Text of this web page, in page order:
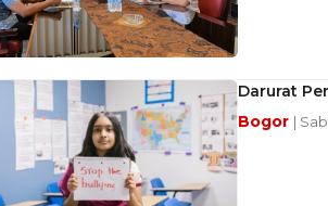
Darurat
Bogor |